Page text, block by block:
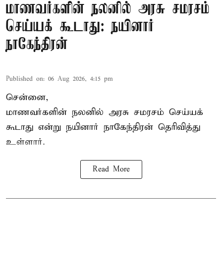
மாணவர்களின் நலனில் அரசு சமரசம்
செய்யக் கூடாது: நயினார்
நாகேந்திரன்
Published on: 06 Aug 2026, 4:15 pm
சென்னை,
மாணவர்களின் நலனில் அரசு சமரசம் செய்யக்
கூடாது என்று நயினார் நாகேந்திரன் தெரிவித்து
உள்ளார்.
Read More